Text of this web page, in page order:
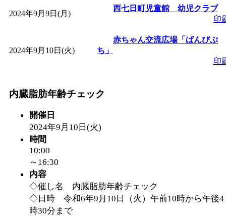
「まだまだ暑い！コ
レクリエーション
」 受付期
「皆鶴姫のこびる塾
～」 受付期間：～
「子育て交流広場「
間：2026/08/10～
「赤ちゃん交流広場
2024年9月9日(月)
西七日町児童館 幼児クラブ
印
2024年9月10日(火)
赤ちゃん交流広場「ばんびぷ
ち」
印
内臓脂肪年齢チェック
開催日
2024年9月10日(火)
時間
10:00
～16:30
内容
◇催し名 内臓脂肪年齢チェック
◇日時 令和6年9月10日（火）午前10時から午後4
時30分まで